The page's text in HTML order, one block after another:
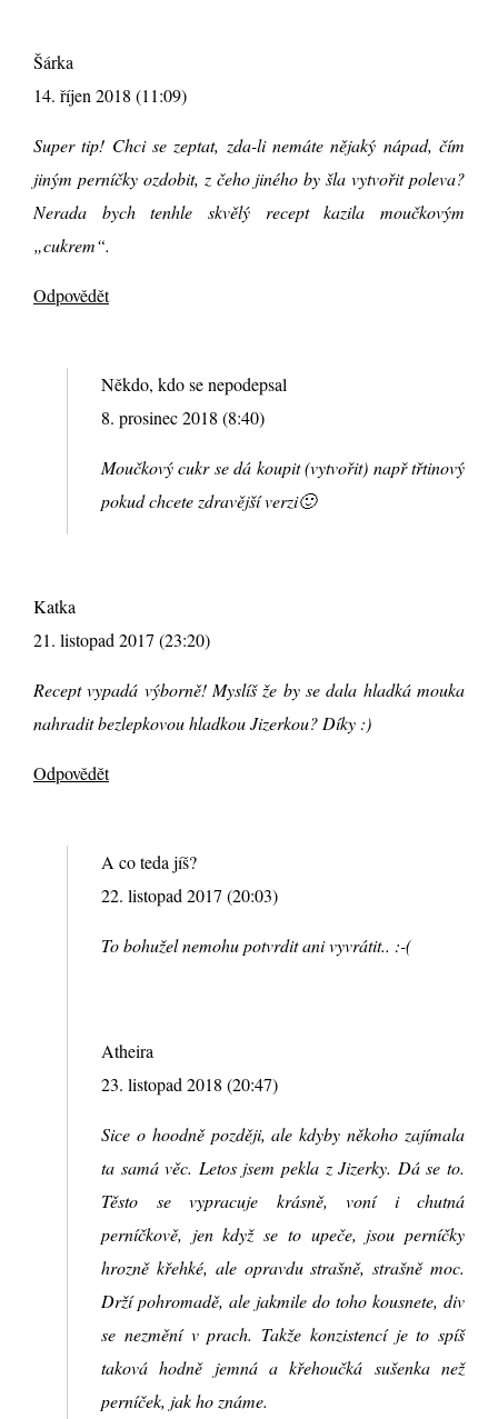
Šárka
14. říjen 2018 (11:09)
Super tip! Chci se zeptat, zda-li nemáte nějaký nápad, čím
jiným perníčky ozdobit, z čeho jiného by šla vytvořit poleva?
Nerada bych tenhle skvělý recept kazila moučkovým
„cukrem“.
Odpovědět
Někdo, kdo se nepodepsal
8. prosinec 2018 (8:40)
Moučkový cukr se dá koupit (vytvořit) např třtinový
pokud chcete zdravější verzi🙂
Katka
21. listopad 2017 (23:20)
Recept vypadá výborně! Myslíš že by se dala hladká mouka
nahradit bezlepkovou hladkou Jizerkou? Díky :)
Odpovědět
A co teda jíš?
22. listopad 2017 (20:03)
To bohužel nemohu potvrdit ani vyvrátit.. :-(
Atheira
23. listopad 2018 (20:47)
Sice o hoodně později, ale kdyby někoho zajímala
ta samá věc. Letos jsem pekla z Jizerky. Dá se to.
Těsto se vypracuje krásně, voní i chutná
perníčkově, jen když se to upeče, jsou perníčky
hrozně křehké, ale opravdu strašně, strašně moc.
Drží pohromadě, ale jakmile do toho kousnete, div
se nezmění v prach. Takže konzistencí je to spíš
taková hodně jemná a křehoučká sušenka než
perníček, jak ho známe.